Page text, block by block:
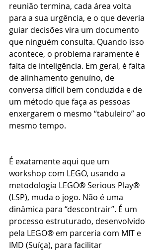
reunião termina, cada área volta
para a sua urgência, e o que deveria
guiar decisões vira um documento
que ninguém consulta. Quando isso
acontece, o problema raramente é
falta de inteligência. Em geral, é falta
de alinhamento genuíno, de
conversa difícil bem conduzida e de
um método que faça as pessoas
enxergarem o mesmo “tabuleiro” ao
mesmo tempo.
É exatamente aqui que um
workshop com LEGO, usando a
metodologia LEGO® Serious Play®
(LSP), muda o jogo. Não é uma
dinâmica para “descontrair”. É um
processo estruturado, desenvolvido
pela LEGO® em parceria com MIT e
IMD (Suíça), para facilitar